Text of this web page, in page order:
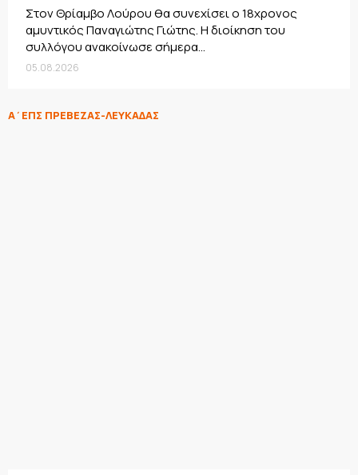
Στον Θρίαμβο Λούρου θα συνεχίσει ο 18χρονος
αμυντικός Παναγιώτης Γιώτης. Η διοίκηση του
συλλόγου ανακοίνωσε σήμερα...
05.08.2026
Α΄ΕΠΣ ΠΡΕΒΕΖΑΣ-ΛΕΥΚΑΔΑΣ